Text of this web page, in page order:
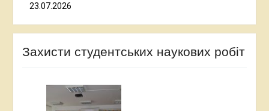
23.07.2026
Захисти студентських наукових робіт